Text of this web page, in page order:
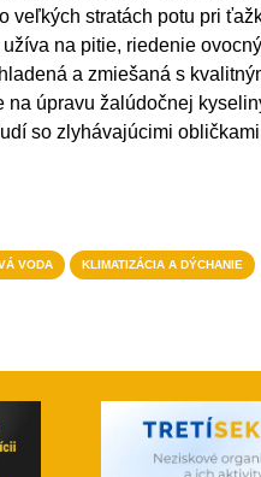
stratách potu pri
na pitie, riedenie
a zmiešaná s
úpravu žalúdočnej
so zlyhávajúcimi
VODA KLIMATIZÁCIA A DÝCHANIE